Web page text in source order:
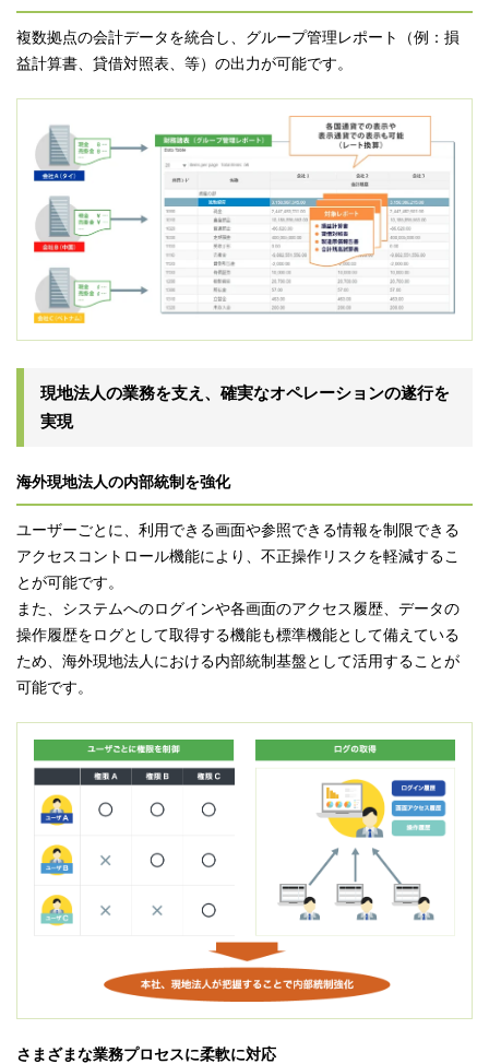
複数拠点の会計データを統合し、グループ管理レポート（例：損
益計算書、貸借対照表、等）の出力が可能です。
現地法人の業務を支え、確実なオペレーションの遂行を
実現
海外現地法人の内部統制を強化
ユーザーごとに、利用できる画面や参照できる情報を制限できる
アクセスコントロール機能により、不正操作リスクを軽減するこ
とが可能です。
また、システムへのログインや各画面のアクセス履歴、データの
操作履歴をログとして取得する機能も標準機能として備えている
ため、海外現地法人における内部統制基盤として活用することが
可能です。
さまざまな業務プロセスに柔軟に対応